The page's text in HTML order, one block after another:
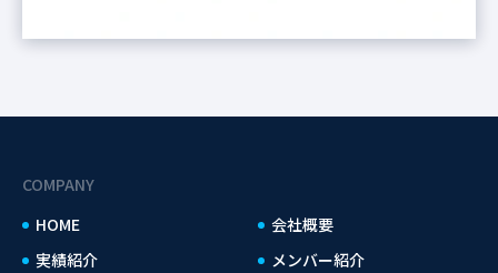
COMPANY
HOME
会社概要
実績紹介
メンバー紹介